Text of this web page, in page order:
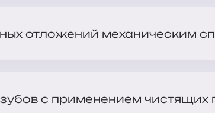
отложений механическим
с применением чистящих